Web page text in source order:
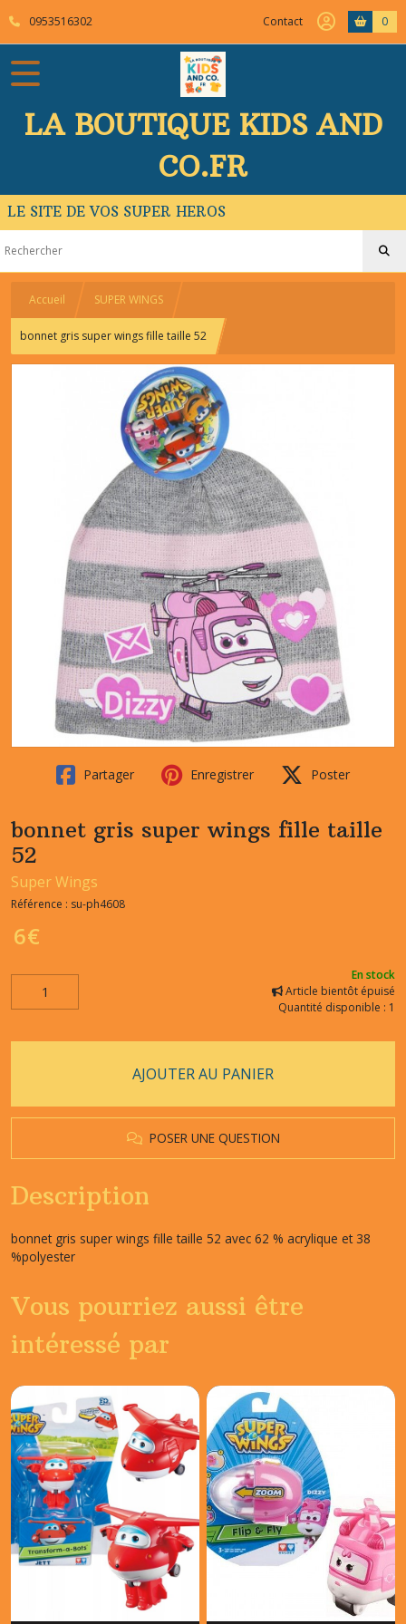
0953516302 Contact 0
LA BOUTIQUE KIDS AND
CO.FR
LE SITE DE VOS SUPER HEROS
Accueil SUPER WINGS
bonnet gris super wings fille taille 52
Partager Enregistrer Poster
bonnet gris super wings fille taille
52
Super Wings
Référence : su-ph4608
6€
En stock
Article bientôt épuisé
Quantité disponible : 1
AJOUTER AU PANIER
POSER UNE QUESTION
Description
bonnet gris super wings fille taille 52 avec 62 % acrylique et 38
%polyester
Vous pourriez aussi être
intéressé par